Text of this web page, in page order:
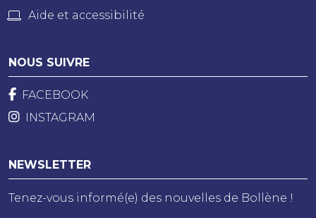
Aide et accessibilité
NOUS SUIVRE
FACEBOOK
INSTAGRAM
NEWSLETTER
Tenez-vous informé(e) des nouvelles de Bollène !